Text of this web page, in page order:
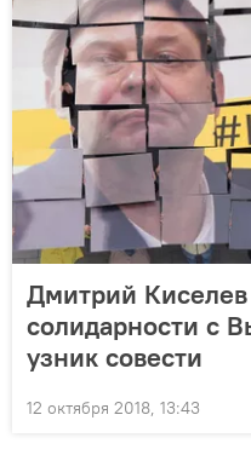
Дмитрий
солидарности с
узник совести
12 октября 2018, 13:43